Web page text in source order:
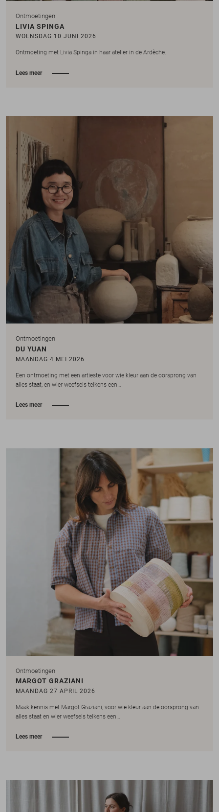
Ontmoetingen
LIVIA SPINGA
WOENSDAG 10 JUNI 2026
Ontmoeting met Livia Spinga in haar atelier in de Ardèche.
Lees meer
Ontmoetingen
DU YUAN
MAANDAG 4 MEI 2026
Een ontmoeting met een artieste voor wie kleur aan de oorsprong van
alles staat, en wier weefsels telkens een…
Lees meer
Ontmoetingen
MARGOT GRAZIANI
MAANDAG 27 APRIL 2026
Maak kennis met Margot Graziani, voor wie kleur aan de oorsprong van
alles staat en wier weefsels telkens een…
Lees meer